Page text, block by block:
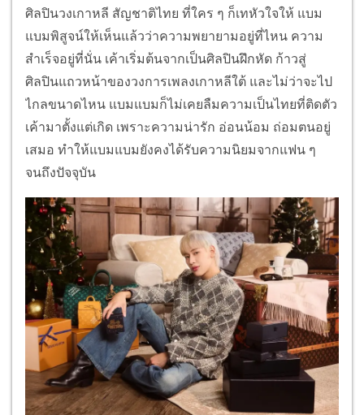
ศิลปินวงเกาหลี สัญชาติไทย ที่ใคร ๆ ก็เทหัวใจให้ แบม
แบมพิสูจน์ให้เห็นแล้วว่าความพยายามอยู่ที่ไหน ความ
สำเร็จอยู่ที่นั่น เค้าเริ่มต้นจากเป็นศิลปินฝึกหัด ก้าวสู่
ศิลปินแถวหน้าของวงการเพลงเกาหลีใต้ และไม่ว่าจะไป
ไกลขนาดไหน แบมแบมก็ไม่เคยลืมความเป็นไทยที่ติดตัว
เค้ามาตั้งแต่เกิด เพราะความน่ารัก อ่อนน้อม ถ่อมตนอยู่
เสมอ ทำให้แบมแบมยังคงได้รับความนิยมจากแฟน ๆ
จนถึงปัจจุบัน